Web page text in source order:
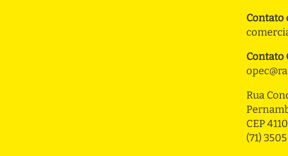
Contato
Contato
Rua
CEP
(71)